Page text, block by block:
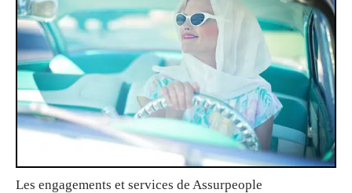
Les engagements et services de Assurpeople